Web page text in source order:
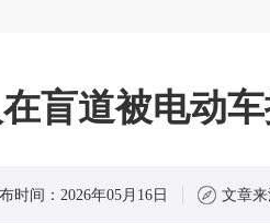
盲道被电动
时间： 2026年05月16日 文章来